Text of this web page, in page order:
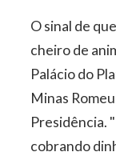
O sinal de
cheiro de
Palácio do
Minas
Presidência.
cobrando